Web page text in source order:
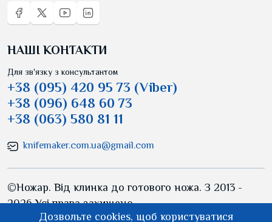
НАШІ КОНТАКТИ
Для зв'язку з консультантом
+38 (095) 420 95 73 (Viber)
+38 (096) 648 60 73
+38 (063) 580 81 11
knifemaker.com.ua@gmail.com
©Ножар. Від клинка до готового ножа. З 2013 -
2026 Усі права захищено.
Дозвольте cookies, щоб користуватися